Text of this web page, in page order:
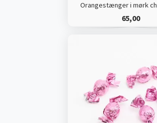
Orangestænger i mørk
65,00